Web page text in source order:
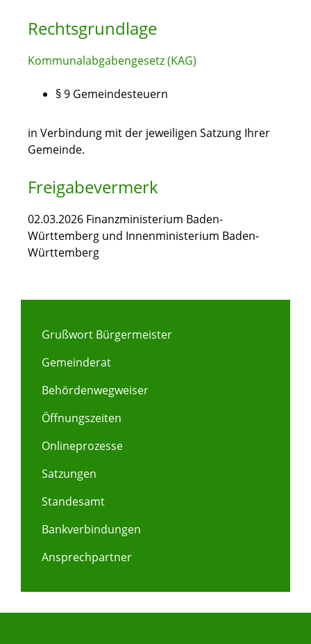
Rechtsgrundlage
Kommunalabgabengesetz (KAG)
§ 9 Gemeindesteuern
in Verbindung mit der jeweiligen Satzung Ihrer
Gemeinde.
Freigabevermerk
02.03.2026 Finanzministerium Baden-
Württemberg und Innenministerium Baden-
Württemberg
Grußwort Bürgermeister
Gemeinderat
Behördenwegweiser
Öffnungszeiten
Onlineprozesse
Satzungen
Standesamt
Bankverbindungen
Ansprechpartner